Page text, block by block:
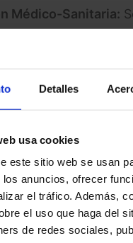
Detalles
usa cookies
este sitio web se usan
anuncios, ofrecer
el tráfico. Además,
el uso que haga del
de redes sociales,
Médico-Sanitaria:
y de enfermería
y recuperar
e independencia
diarias.
Apoyo emocional